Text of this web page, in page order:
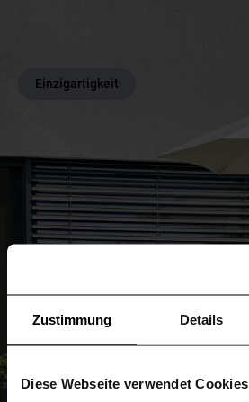
Zustimmung Details
Diese Webseite verwendet Cookies
Einzigartigkeit